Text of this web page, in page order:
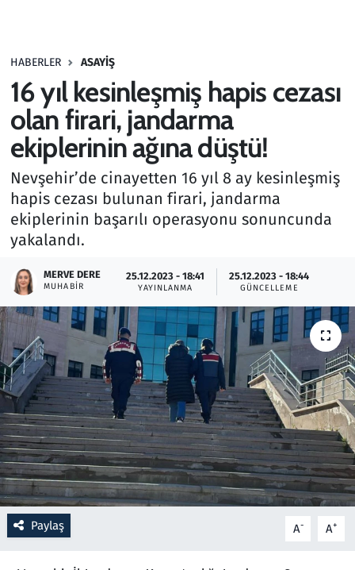
HABERLER ASAYIŞ
16 yıl kesinleşmiş hapis cezası
olan firari, jandarma
ekiplerinin ağına düştü!
Nevşehir’de cinayetten 16 yıl 8 ay kesinleşmiş
hapis cezası bulunan firari, jandarma
ekiplerinin başarılı operasyonu sonuncunda
yakalandı.
MERVE DERE
MUHABIR
25.12.2023 - 18:41
YAYINLANMA
25.12.2023 - 18:44
GÜNCELLEME
Paylaş A- A+
Haber
Kültür Sanat
Kurumsal Haberler
Lezzet Durağı
Memur ve Kamu
Otomobil
Oyun
Ramazan
Resmi İlanlar
Rüya Tabirleri
Sağlık
Savunma Sanayi